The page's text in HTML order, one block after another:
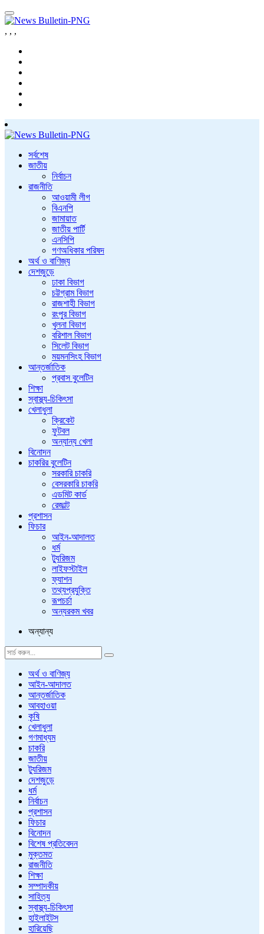
, , ,
সর্বশেষ
জাতীয়
নির্বাচন
রাজনীতি
আওয়ামী লীগ
বিএনপি
জামায়াত
জাতীয় পার্টি
এনসিপি
গণঅধিকার পরিষদ
অর্থ ও বাণিজ্য
দেশজুড়ে
ঢাকা বিভাগ
চট্টগ্রাম বিভাগ
রাজশাহী বিভাগ
রংপুর বিভাগ
খুলনা বিভাগ
বরিশাল বিভাগ
সিলেট বিভাগ
ময়মনসিংহ বিভাগ
আন্তর্জাতিক
প্রবাস বুলেটিন
শিক্ষা
স্বাস্থ্য-চিকিৎসা
খেলাধুলা
ক্রিকেট
ফুটবল
অন্যান্য খেলা
বিনোদন
চাকরির বুলেটিন
সরকারি চাকরি
বেসরকারি চাকরি
এডমিট কার্ড
রেজাল্ট
প্রশাসন
ফিচার
আইন-আদালত
ধর্ম
ট্যুরিজম
লাইফস্টাইল
ফ্যাশন
তথ্যপ্রযুক্তি
রূপচর্চা
অন্যরকম খবর
অন্যান্য
অর্থ ও বাণিজ্য
আইন-আদালত
আন্তর্জাতিক
আবহাওয়া
কৃষি
খেলাধুলা
গণমাধ্যম
চাকরি
জাতীয়
ট্যুরিজম
দেশজুড়ে
ধর্ম
নির্বাচন
প্রশাসন
ফিচার
বিনোদন
বিশেষ প্রতিবেদন
মুক্তমত
রাজনীতি
শিক্ষা
সম্পাদকীয়
সাহিত্য
স্বাস্থ্য-চিকিৎসা
হাইলাইটস
হারিয়েছি